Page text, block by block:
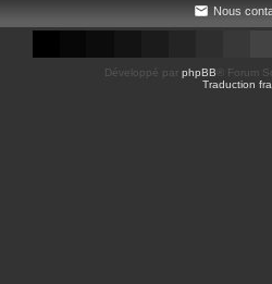
Nous
Développé par phpBB ® Forum
Traduction